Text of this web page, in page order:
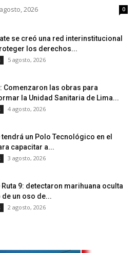
2026 0
se creó una red interinstitucional
los derechos...
5 agosto, 2026
Comenzaron las obras para
la Unidad Sanitaria de Lima...
4 agosto, 2026
tendrá un Polo Tecnológico en el
capacitar a...
3 agosto, 2026
Ruta 9: detectaron marihuana oculta
de un oso de...
2 agosto, 2026